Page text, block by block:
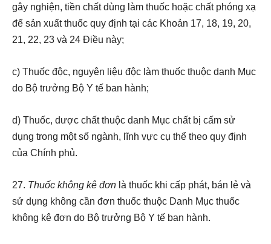
gây nghiện, tiền chất dùng làm thuốc hoặc chất phóng xạ
để sản xuất thuốc quy định tại các Khoản 17, 18, 19, 20,
21, 22, 23 và 24 Điều này;
c) Thuốc độc, nguyên liệu độc làm thuốc thuộc danh Mục
do Bộ trưởng Bộ Y tế ban hành;
d) Thuốc, dược chất thuộc danh Mục chất bị cấm sử
dụng trong một số ngành, lĩnh vực cụ thể theo quy định
của Chính phủ.
27. Thuốc không kê đơn là thuốc khi cấp phát, bán lẻ và
sử dụng không cần đơn thuốc thuộc Danh Mục thuốc
không kê đơn do Bộ trưởng Bộ Y tế ban hành.